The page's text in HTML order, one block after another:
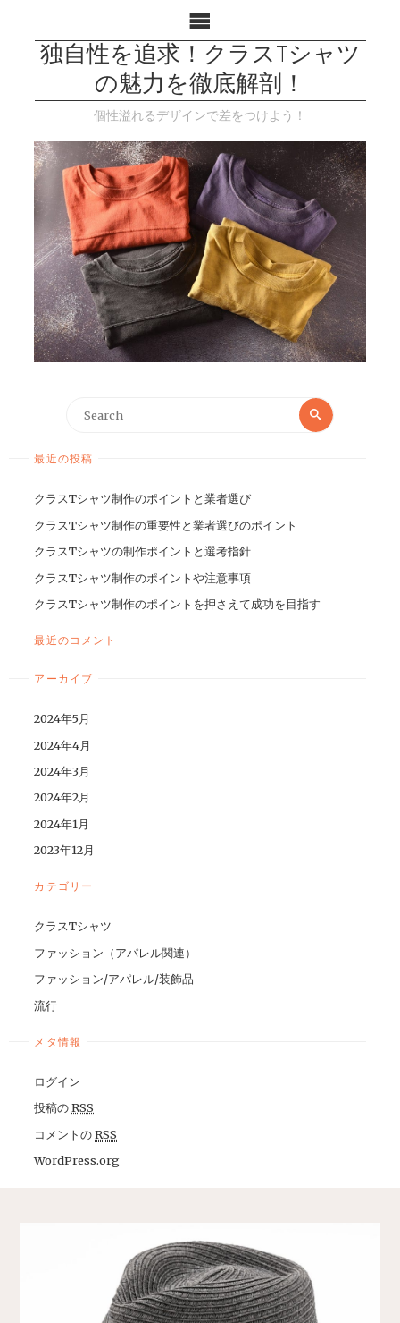
独自性を追求！クラスTシャツ
の魅力を徹底解剖！
個性溢れるデザインで差をつけよう！
最近の投稿
クラスTシャツ制作のポイントと業者選び
クラスTシャツ制作の重要性と業者選びのポイント
クラスTシャツの制作ポイントと選考指針
クラスTシャツ制作のポイントや注意事項
クラスTシャツ制作のポイントを押さえて成功を目指す
最近のコメント
アーカイブ
2024年5月
2024年4月
2024年3月
2024年2月
2024年1月
2023年12月
カテゴリー
クラスTシャツ
ファッション（アパレル関連）
ファッション/アパレル/装飾品
流行
メタ情報
ログイン
投稿のRSS
コメントのRSS
WordPress.org